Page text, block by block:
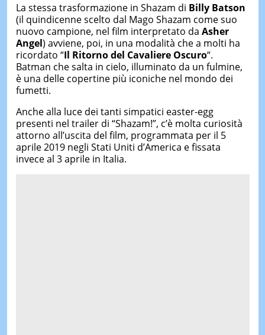
La stessa trasformazione in Shazam di Billy Batson
(il quindicenne scelto dal Mago Shazam come suo
nuovo campione, nel film interpretato da Asher
Angel) avviene, poi, in una modalità che a molti ha
ricordato “Il Ritorno del Cavaliere Oscuro“.
Batman che salta in cielo, illuminato da un fulmine,
è una delle copertine più iconiche nel mondo dei
fumetti.
Anche alla luce dei tanti simpatici easter-egg
presenti nel trailer di “Shazam!”, c’è molta curiosità
attorno all’uscita del film, programmata per il 5
aprile 2019 negli Stati Uniti d’America e fissata
invece al 3 aprile in Italia.